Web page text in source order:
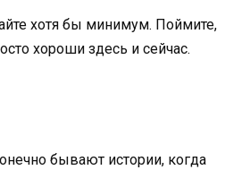
хотя бы минимум. Поймите,
хороши здесь и сейчас.
бывают истории, когда